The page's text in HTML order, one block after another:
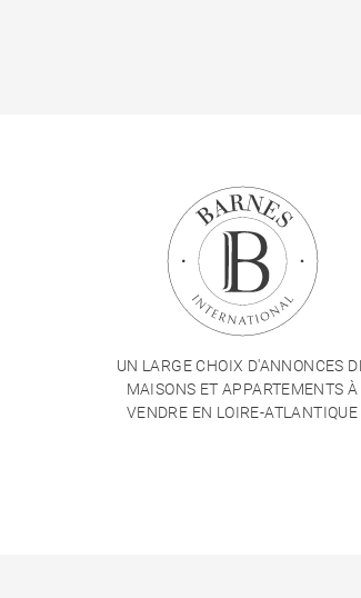
UN LARGE CHOIX D'ANNONCES
MAISONS ET APPARTEMENTS À
VENDRE EN LOIRE-ATLANTIQUE